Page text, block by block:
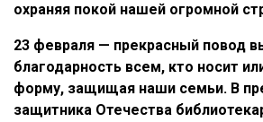
охраняя покой нашей огромной
23 февраля — прекрасный повод
благодарность всем, кто носит
форму, защищая наши семьи. В
защитника Отечества